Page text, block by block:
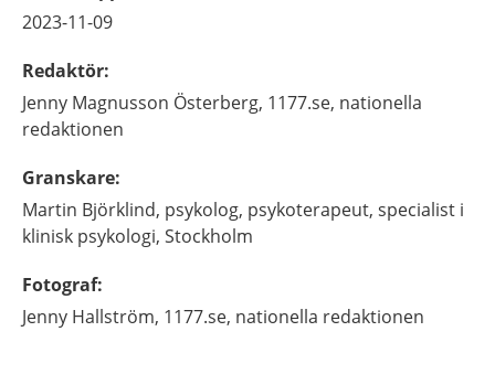
2023-11-09
Redaktör:
Jenny Magnusson Österberg, 1177.se, nationella
redaktionen
Granskare:
Martin Björklind, psykolog, psykoterapeut, specialist i
klinisk psykologi, Stockholm
Fotograf:
Jenny Hallström, 1177.se, nationella redaktionen